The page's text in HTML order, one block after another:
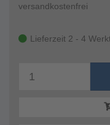
versandkostenfrei
Lieferzeit 2 - 4